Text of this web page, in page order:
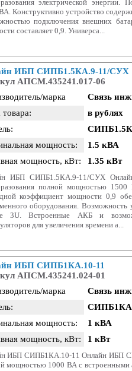
электрической энергии.
Конструктивно устройство
подключения внешних
составляет 0,9. Универса...
ИБП СИПБ1.5КА.9-11/СУХ
АПСМ.435241.017-06
марка
Связь
в рублях
мощность:
1.5 кВА
мощность, кВт:
1.35 кВт
ИБП СИПБ1.5КА.9-11/СУХ
полной мощностью
коэффициент мощности 0,9
оборудования.
3U. Встроенные АКБ и
для увеличения времени а...
ИБП СИПБ1КА.10-11
АПСМ.435241.024-01
марка
Связь
мощность:
1 кВА
мощность, кВт:
1 кВт
ИБП СИПБ1КА.10-11 Онлайн ИБП
мощностью 1000 ВА с встроенными